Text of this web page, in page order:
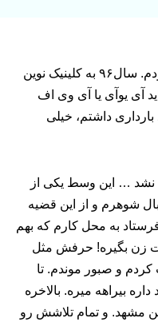
من ازسال۹۵ به فکر بچه دارشدن بودم. سال۹۶ به کلینیک نوین
آی یوآی یا آی وی اف
داشتم، خیلی
نشد … این وسط یکی از
شوهرم و از این قضیه
به محل کارم که بهم‌
زن بگیره! حرفش مثل
و صبور موندم. تا
بیراهه میره. بالاخره
مشهد. و تمام تلاشش رو